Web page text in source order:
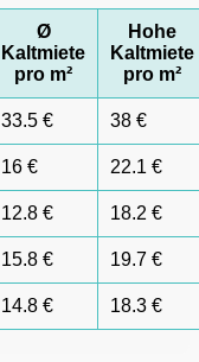
Ø
Kaltmiete
pro m²
Hohe
Kaltmiete
pro m²
33.5 € 38 €
16 € 22.1 €
12.8 € 18.2 €
15.8 € 19.7 €
14.8 € 18.3 €